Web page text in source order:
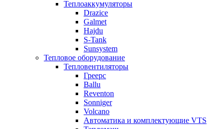
Теплоаккумуляторы
Drazice
Galmet
Hajdu
S-Tank
Sunsystem
Тепловое оборудование
Тепловентиляторы
Греерс
Ballu
Reventon
Sonniger
Volcano
Автоматика и комплектующие VTS